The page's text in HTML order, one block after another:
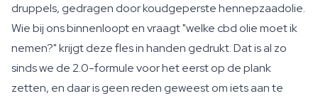
druppels, gedragen door koudgeperste hennepzaadolie.
Wie bij ons binnenloopt en vraagt "welke cbd olie moet ik
nemen?" krijgt deze fles in handen gedrukt. Dat is al zo
sinds we de 2.0-formule voor het eerst op de plank
zetten, en daar is geen reden geweest om iets aan te